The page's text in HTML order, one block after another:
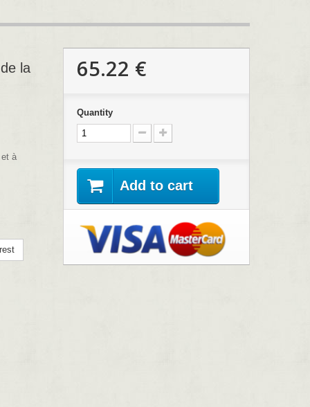
la
à
65.22 €
Quantity
Add to cart